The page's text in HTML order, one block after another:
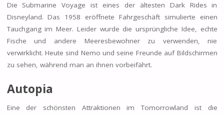
Die Submarine Voyage ist eines der ältesten Dark Rides in
Disneyland. Das 1958 eröffnete Fahrgeschäft simulierte einen
Tauchgang im Meer. Leider wurde die ursprüngliche Idee, echte
Fische und andere Meeresbewohner zu verwenden, nie
verwirklicht. Heute sind Nemo und seine Freunde auf Bildschirmen
zu sehen, während man an ihnen vorbeifährt.
Autopia
Eine der schönsten Attraktionen im Tomorrowland ist die